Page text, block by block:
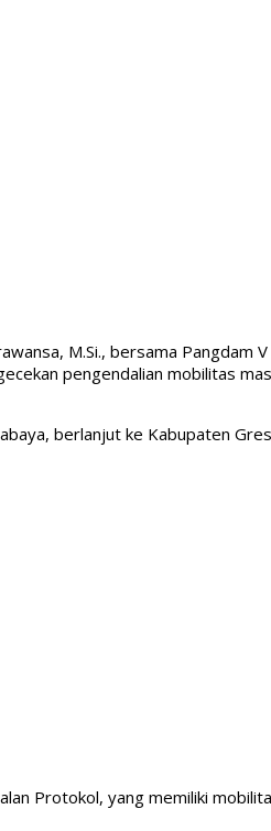
M.Si., bersama Pangdam
pengendalian mobilitas
berlanjut ke Kabupaten
Protokol, yang memiliki